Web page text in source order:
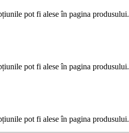
pot fi alese în pagina produsului.
pot fi alese în pagina produsului.
pot fi alese în pagina produsului.